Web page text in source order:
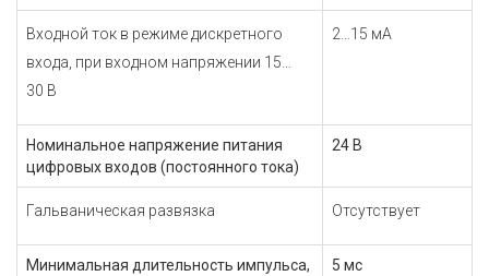
Входной ток в режиме дискретного
входа, при входном напряжении 15…
30 В
2…15 мА
Номинальное напряжение питания
цифровых входов (постоянного тока)
24 В
Гальваническая развязка Отсутствует
Минимальная длительность импульса,
5 мс